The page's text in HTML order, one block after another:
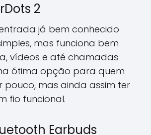
2
já bem conhecido
mas funciona bem
vídeos e até chamadas
ótima opção para quem
pouco, mas ainda assim ter
fio funcional.
Earbuds